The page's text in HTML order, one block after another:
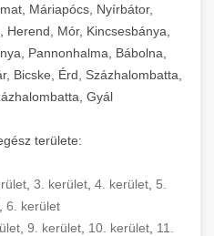
Máriapócs, Nyírbátor,
Herend, Mór, Kincsesbánya,
Pannonhalma, Bábolna,
Bicske, Érd, Százhalombatta,
Gyál
területe:
3. kerület 4. kerület 5.
6. kerület
, 9. kerület, 10. kerület, 11.